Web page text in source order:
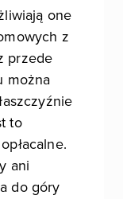
one
z
przede
można
to
ani
do góry